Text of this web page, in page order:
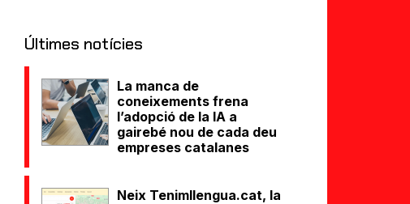
Últimes notícies
La manca de
coneixements frena
l’adopció de la IA a
gairebé nou de cada deu
empreses catalanes
Neix Tenimllengua.cat, la